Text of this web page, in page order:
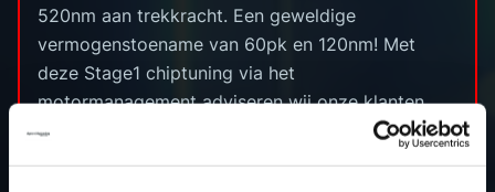
520nm aan trekkracht. Een geweldige
vermogenstoename van 60pk en 120nm! Met
deze Stage1 chiptuning via het
motormanagement adviseren wij onze klanten
een downpipe te monteren.